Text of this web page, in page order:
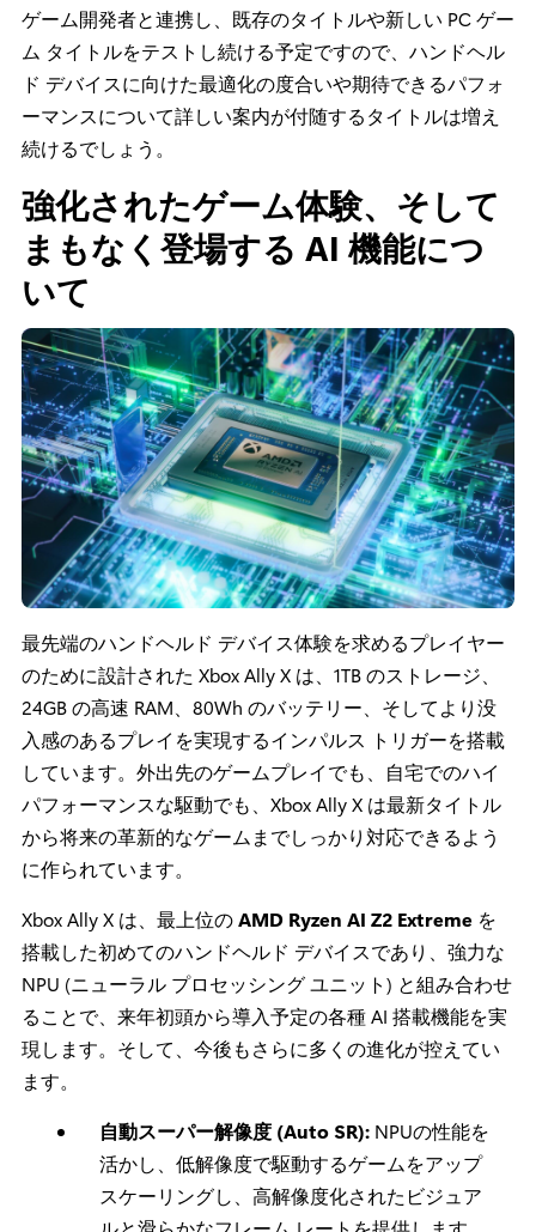
ゲーム開発者と連携し、既存のタイトルや新しい PC ゲー
ム タイトルをテストし続ける予定ですので、ハンドヘル
ド デバイスに向けた最適化の度合いや期待できるパフォ
ーマンスについて詳しい案内が付随するタイトルは増え
続けるでしょう。
強化されたゲーム体験、そして
まもなく登場する AI 機能につ
いて
最先端のハンドヘルド デバイス体験を求めるプレイヤー
のために設計された Xbox Ally X は、1TB のストレージ、
24GB の高速 RAM、80Wh のバッテリー、そしてより没
入感のあるプレイを実現するインパルス トリガーを搭載
しています。外出先のゲームプレイでも、自宅でのハイ
パフォーマンスな駆動でも、Xbox Ally X は最新タイトル
から将来の革新的なゲームまでしっかり対応できるよう
に作られています。
Xbox Ally X は、最上位のAMD Ryzen AI Z2 Extreme を
搭載した初めてのハンドヘルド デバイスであり、強力な
NPU (ニューラル プロセッシング ユニット) と組み合わせ
ることで、来年初頭から導入予定の各種 AI 搭載機能を実
現します。そして、今後もさらに多くの進化が控えてい
ます。
自動スーパー解像度 (Auto SR): NPUの性能を
活かし、低解像度で駆動するゲームをアップ
スケーリングし、高解像度化されたビジュア